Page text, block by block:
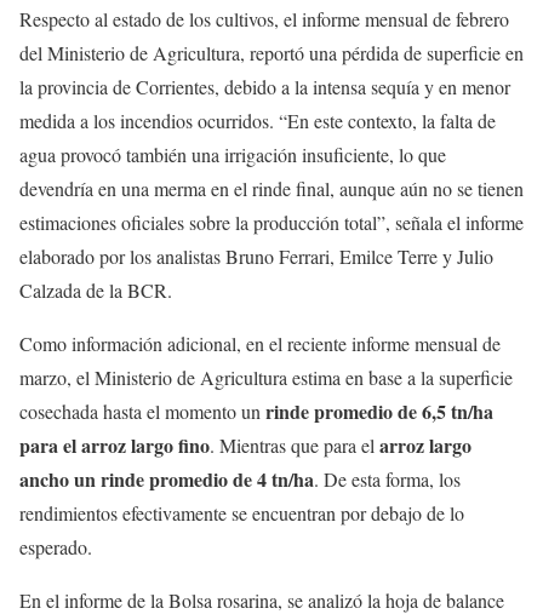
Respecto al estado de los cultivos, el informe mensual de febrero
del Ministerio de Agricultura, reportó una pérdida de superficie en
la provincia de Corrientes, debido a la intensa sequía y en menor
medida a los incendios ocurridos. “En este contexto, la falta de
agua provocó también una irrigación insuficiente, lo que
devendría en una merma en el rinde final, aunque aún no se tienen
estimaciones oficiales sobre la producción total”, señala el informe
elaborado por los analistas Bruno Ferrari, Emilce Terre y Julio
Calzada de la BCR.
Como información adicional, en el reciente informe mensual de
marzo, el Ministerio de Agricultura estima en base a la superficie
cosechada hasta el momento un rinde promedio de 6,5 tn/ha
para el arroz largo fino. Mientras que para el arroz largo
ancho un rinde promedio de 4 tn/ha. De esta forma, los
rendimientos efectivamente se encuentran por debajo de lo
esperado.
En el informe de la Bolsa rosarina, se analizó la hoja de balance